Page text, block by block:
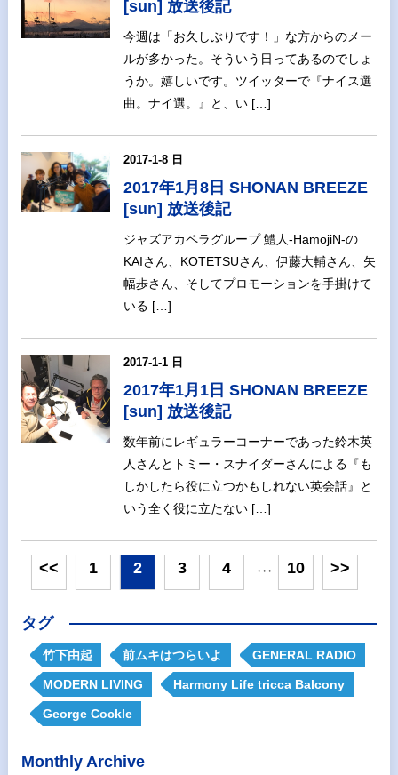
[sun] 放送後記
今週は「お久しぶりです！」な方からのメー
ルが多かった。そういう日ってあるのでしょ
うか。嬉しいです。ツイッターで『ナイス選
曲。ナイ選。』と、い […]
2017-1-8 日
2017年1月8日 SHONAN BREEZE
[sun] 放送後記
ジャズアカペラグループ 鱧人-HamojiN-の
KAIさん、KOTETSUさん、伊藤大輔さん、矢
幅歩さん、そしてプロモーションを手掛けて
いる […]
2017-1-1 日
2017年1月1日 SHONAN BREEZE
[sun] 放送後記
数年前にレギュラーコーナーであった鈴木英
人さんとトミー・スナイダーさんによる『も
しかしたら役に立つかもしれない英会話』と
いう全く役に立たない […]
<< 1 2 3 4 ・・・ 10 >>
タグ
竹下由起 前ムキはつらいよ GENERAL RADIO
MODERN LIVING Harmony Life tricca Balcony
George Cockle
Monthly Archive